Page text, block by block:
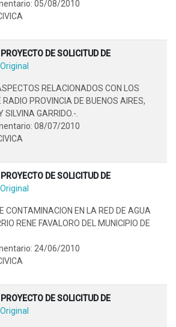
05/08/2010
PROYECTO DE SOLICITUD DE
RELACIONADOS CON LOS
PROVINCIA DE BUENOS AIRES,
SILVINA GARRIDO.-.
08/07/2010
PROYECTO DE SOLICITUD DE
CONTAMINACION EN LA RED DE AGUA
RENE FAVALORO DEL MUNICIPIO DE
24/06/2010
PROYECTO DE SOLICITUD DE